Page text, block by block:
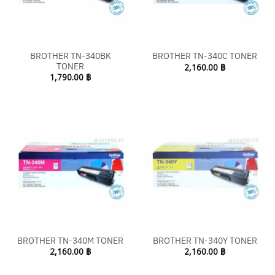
BROTHER TN-340BK
TONER
1,790.00 ฿
BROTHER TN-340C TONER
2,160.00 ฿
BROTHER TN-340M TONER
2,160.00 ฿
BROTHER TN-340Y TONER
2,160.00 ฿